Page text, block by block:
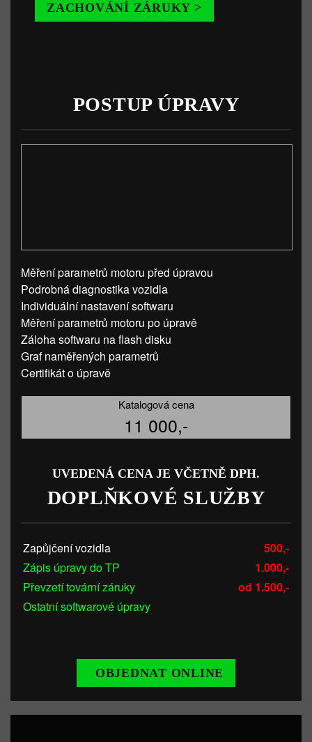
ZACHOVÁNÍ ZÁRUKY >
POSTUP ÚPRAVY
Měření parametrů motoru před úpravou
Podrobná diagnostika vozidla
Individuální nastavení softwaru
Měření parametrů motoru po úpravě
Záloha softwaru na flash disku
Graf naměřených parametrů
Certifikát o úpravě
Katalogová cena
11 000,-
UVEDENÁ CENA JE VČETNĚ DPH.
DOPLŇKOVÉ SLUŽBY
Zapůjčení vozidla
500,-
Zápis úpravy do TP
1.000,-
Převzetí tovární záruky
od 1.500,-
Ostatní softwarové úpravy
OBJEDNAT ONLINE